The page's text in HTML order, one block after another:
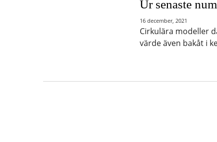
Ur senaste
16 december, 2021
Cirkulära modeller
värde även bakåt i